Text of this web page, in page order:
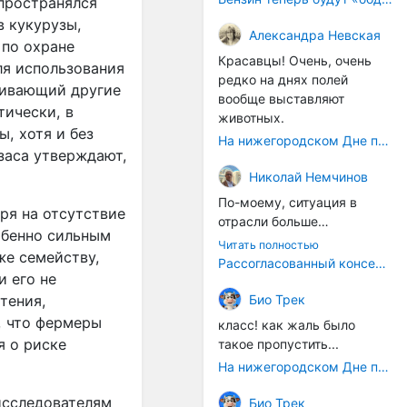
кукурузы,
охране
использования
другие
в
хотя и без
утверждают,
на отсутствие
сильным
семейству,
его не
что фермеры
о риске
безусловно, интересно и
правильно, но это внешний
слой.
А хорошо было бы,
например, не просто
восстановить углицкую
колбасу как артефакт, а
вернуть сам
принцип: продукт как
голос места.Многие
старые рецепты
сохранились в архивах, у
потомков мастеров, в
краеведческих музеях.
Начать можно с их
оцифровки, изучения,
адаптации под
современные санитарные
быть сырьевая
Александра Невская
Красавцы! Очень, очень
редко на днях полей
вообще выставляют
животных.
На нижегородском Дне поля было очень много животных
Николай Немчинов
По-моему, ситуация в
отрасли больше
напоминает какие-то
судороги, чем
каждому отдельному
ведомству результаты
глубоко безразлично, что
производство падает,
главное - выставить
ситуацию по своему
Читать полностью
Рассогласованный консенсус
Био Трек
класс! как жаль было
такое пропустить...
На нижегородском Дне поля было очень много животных
Био Трек